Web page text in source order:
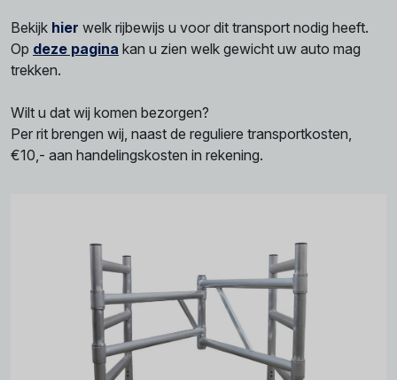
Bekijk hier welk rijbewijs u voor dit transport nodig heeft.
Op deze pagina kan u zien welk gewicht uw auto mag
trekken.
Wilt u dat wij komen bezorgen?
Per rit brengen wij, naast de reguliere transportkosten,
€10,- aan handelingskosten in rekening.